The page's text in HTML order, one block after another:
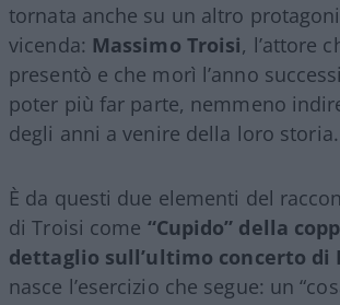
tornata anche su un altro
vicenda: Massimo Troisi, l’attore
presentò e che morì l’anno
poter più far parte, nemmeno
degli anni a venire della loro storia.
È da questi due elementi del
di Troisi come “Cupido” della
dettaglio sull’ultimo concerto di
nasce l’esercizio che segue: un